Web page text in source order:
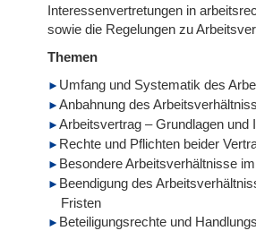
Interessenvertretungen in
sowie die Regelungen zu
Themen
Umfang und Systematik des
Anbahnung des
Arbeitsvertrag – Grundlagen und
Rechte und Pflichten beider
Besondere Arbeitsverhältnisse
Beendigung des
Fristen
Beteiligungsrechte und